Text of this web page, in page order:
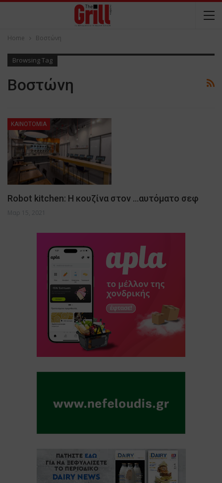
Home Βοστώνη
Browsing Tag
Βοστώνη
ΚΑΙΝΟΤΟΜΙΑ
Robot kitchen: H κουζίνα στον …αυτόματο σεφ
Μαρ 15, 2021